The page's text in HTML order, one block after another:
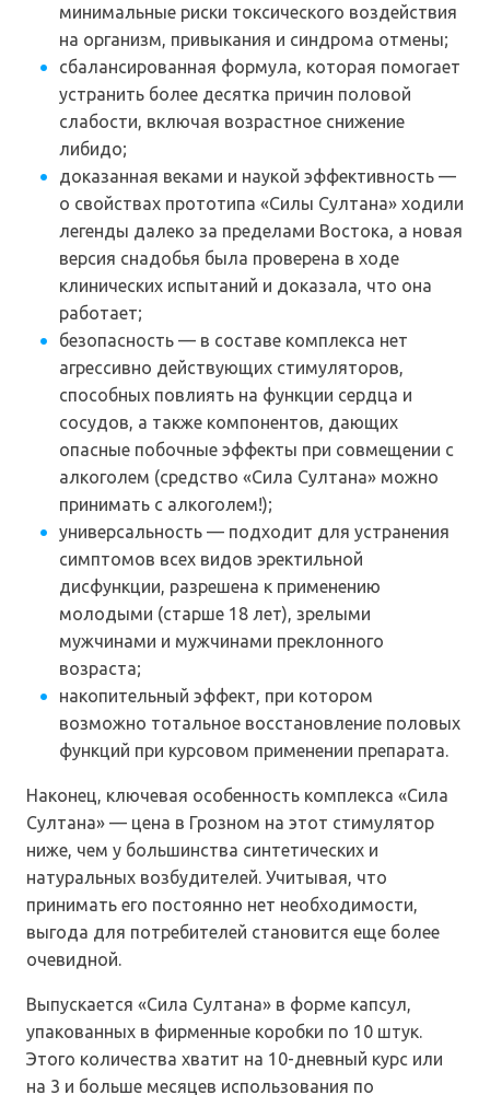
минимальные риски токсического воздействия
на организм, привыкания и синдрома отмены;
сбалансированная формула, которая помогает
устранить более десятка причин половой
слабости, включая возрастное снижение
либидо;
доказанная веками и наукой эффективность —
о свойствах прототипа «Силы Султана» ходили
легенды далеко за пределами Востока, а новая
версия снадобья была проверена в ходе
клинических испытаний и доказала, что она
работает;
безопасность — в составе комплекса нет
агрессивно действующих стимуляторов,
способных повлиять на функции сердца и
сосудов, а также компонентов, дающих
опасные побочные эффекты при совмещении с
алкоголем (средство «Сила Султана» можно
принимать с алкоголем!);
универсальность — подходит для устранения
симптомов всех видов эректильной
дисфункции, разрешена к применению
молодыми (старше 18 лет), зрелыми
мужчинами и мужчинами преклонного
возраста;
накопительный эффект, при котором
возможно тотальное восстановление половых
функций при курсовом применении препарата.
Наконец, ключевая особенность комплекса «Сила
Султана» — цена в Грозном на этот стимулятор
ниже, чем у большинства синтетических и
натуральных возбудителей. Учитывая, что
принимать его постоянно нет необходимости,
выгода для потребителей становится еще более
очевидной.
Выпускается «Сила Султана» в форме капсул,
упакованных в фирменные коробки по 10 штук.
Этого количества хватит на 10-дневный курс или
на 3 и больше месяцев использования по